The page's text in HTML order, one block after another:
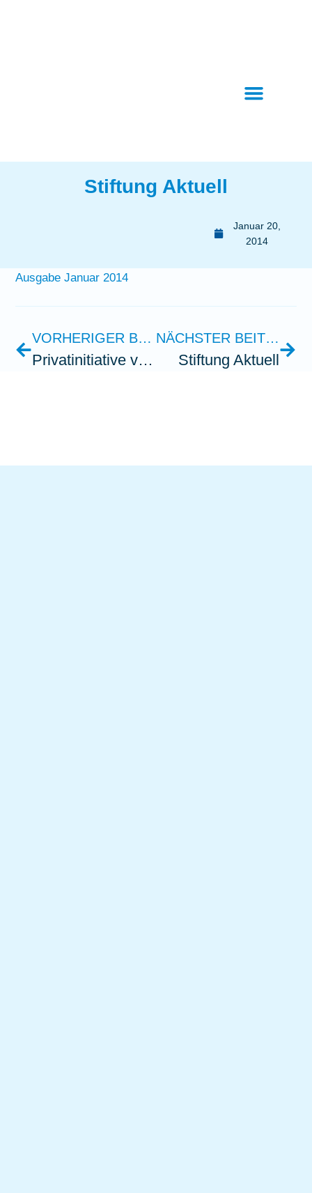
Stiftung Aktuell
Januar 20,
2014
Ausgabe Januar 2014
VORHERIGER BEITRAG
Privatinitiative vernetzt Hilfswerke
NÄCHSTER BEITRAG
Stiftung Aktuell